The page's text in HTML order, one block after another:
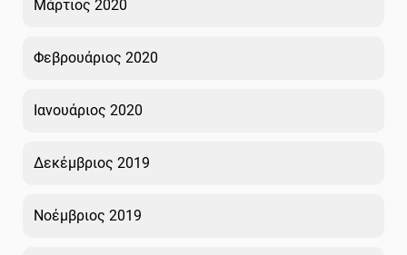
Μάρτιος 2020
Φεβρουάριος 2020
Ιανουάριος 2020
Δεκέμβριος 2019
Νοέμβριος 2019